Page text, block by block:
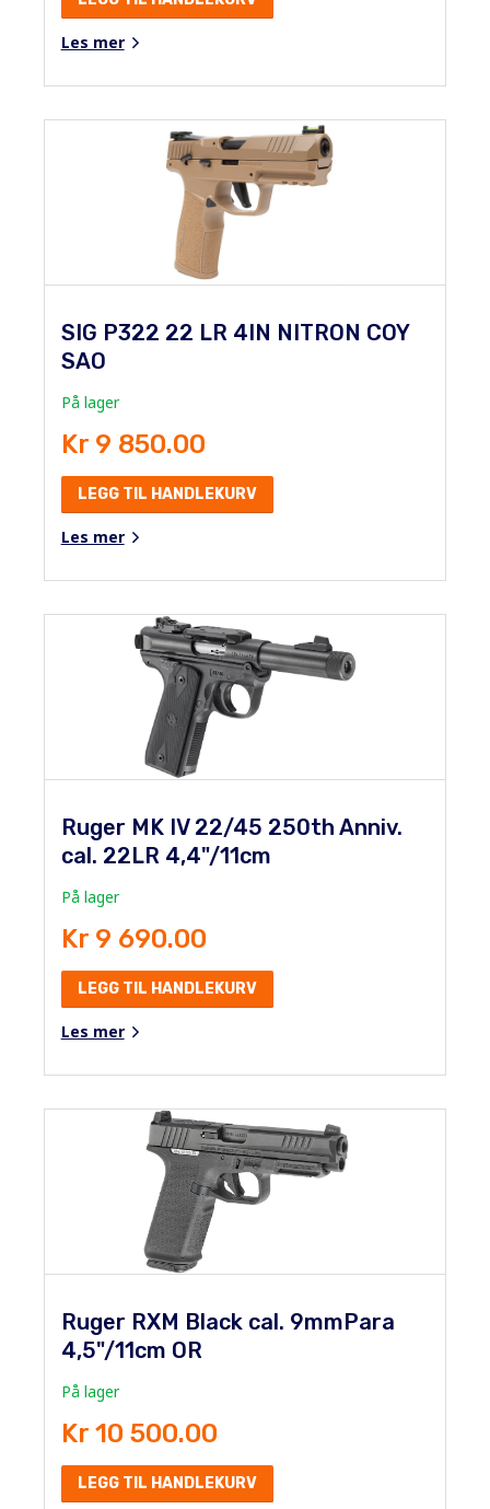
Les mer
SIG P322 22 LR 4IN NITRON COY
SAO
På lager
Kr 9 850.00
LEGG TIL HANDLEKURV
Les mer
Ruger MK IV 22/45 250th Anniv.
cal. 22LR 4,4"/11cm
På lager
Kr 9 690.00
LEGG TIL HANDLEKURV
Les mer
Ruger RXM Black cal. 9mmPara
4,5"/11cm OR
På lager
Kr 10 500.00
LEGG TIL HANDLEKURV